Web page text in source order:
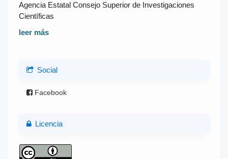
Agencia Estatal Consejo Superior de Investigaciones
Científicas
leer más
Social
Facebook
Licencia